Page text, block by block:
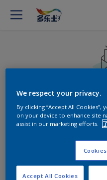
订阅《多乐
每月获得家居焕装资讯
We respect your privacy.
By clicking “Accept All
on your device to enhance site
assist in our marketing efforts.
Accept All Cookies